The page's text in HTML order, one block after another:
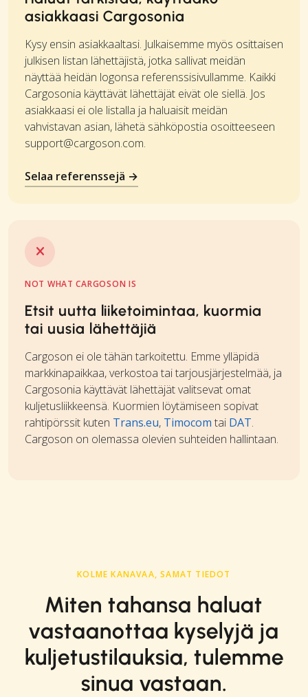
asiakkaasi Cargosonia
Kysy ensin asiakkaaltasi. Julkaisemme myös osittaisen
julkisen listan lähettäjistä, jotka sallivat meidän
näyttää heidän logonsa referenssisivullamme. Kaikki
Cargosonia käyttävät lähettäjät eivät ole siellä. Jos
asiakkaasi ei ole listalla ja haluaisit meidän
vahvistavan asian, lähetä sähköpostia osoitteeseen
support@cargoson.com.
Selaa referenssejä →
NOT WHAT CARGOSON IS
Etsit uutta liiketoimintaa, kuormia
tai uusia lähettäjiä
Cargoson ei ole tähän tarkoitettu. Emme ylläpidä
markkinapaikkaa, verkostoa tai tarjousjärjestelmää, ja
Cargosonia käyttävät lähettäjät valitsevat omat
kuljetusliikkeensä. Kuormien löytämiseen sopivat
rahtipörssit kuten Trans.eu, Timocom tai DAT.
Cargoson on olemassa olevien suhteiden hallintaan.
KOLME KANAVAA, SAMAT TIEDOT
Miten tahansa haluat
vastaanottaa kyselyjä ja
kuljetustilauksia, tulemme
sinua vastaan.